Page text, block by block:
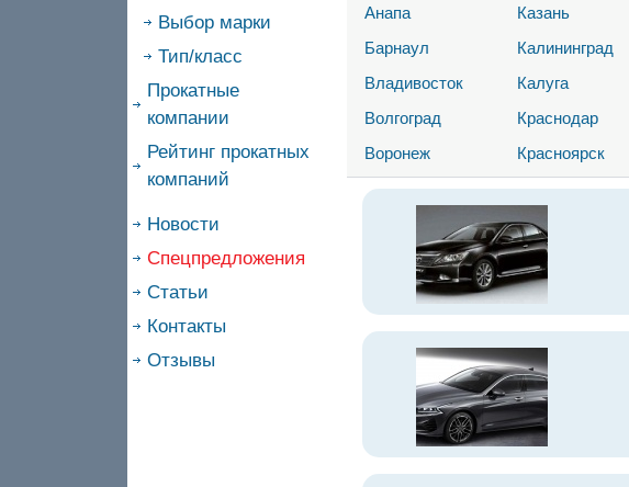
Выбор марки
Тип/класс
Прокатные
компании
Рейтинг прокатных
компаний
Новости
Спецпредложения
Статьи
Контакты
Отзывы
Анапа
Казань
Барнаул
Калининград
Владивосток
Калуга
Волгоград
Краснодар
Воронеж
Красноярск